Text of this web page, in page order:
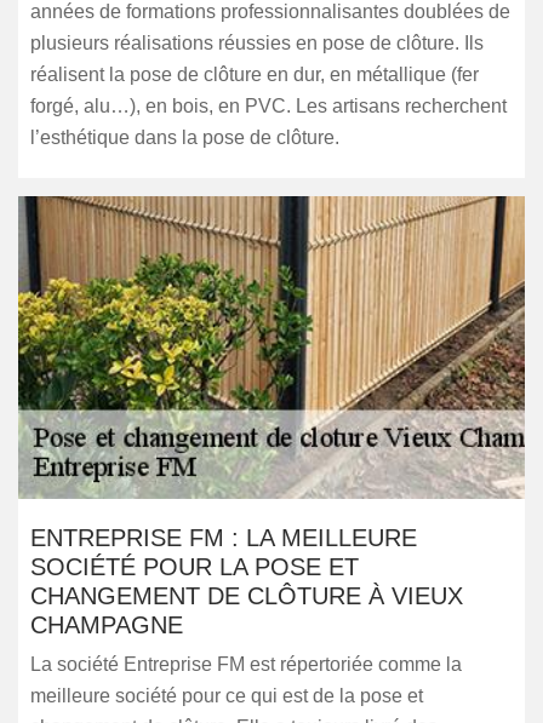
années de formations professionnalisantes doublées de
plusieurs réalisations réussies en pose de clôture. Ils
réalisent la pose de clôture en dur, en métallique (fer
forgé, alu…), en bois, en PVC. Les artisans recherchent
l’esthétique dans la pose de clôture.
ENTREPRISE FM : LA MEILLEURE
SOCIÉTÉ POUR LA POSE ET
CHANGEMENT DE CLÔTURE À VIEUX
CHAMPAGNE
La société Entreprise FM est répertoriée comme la
meilleure société pour ce qui est de la pose et